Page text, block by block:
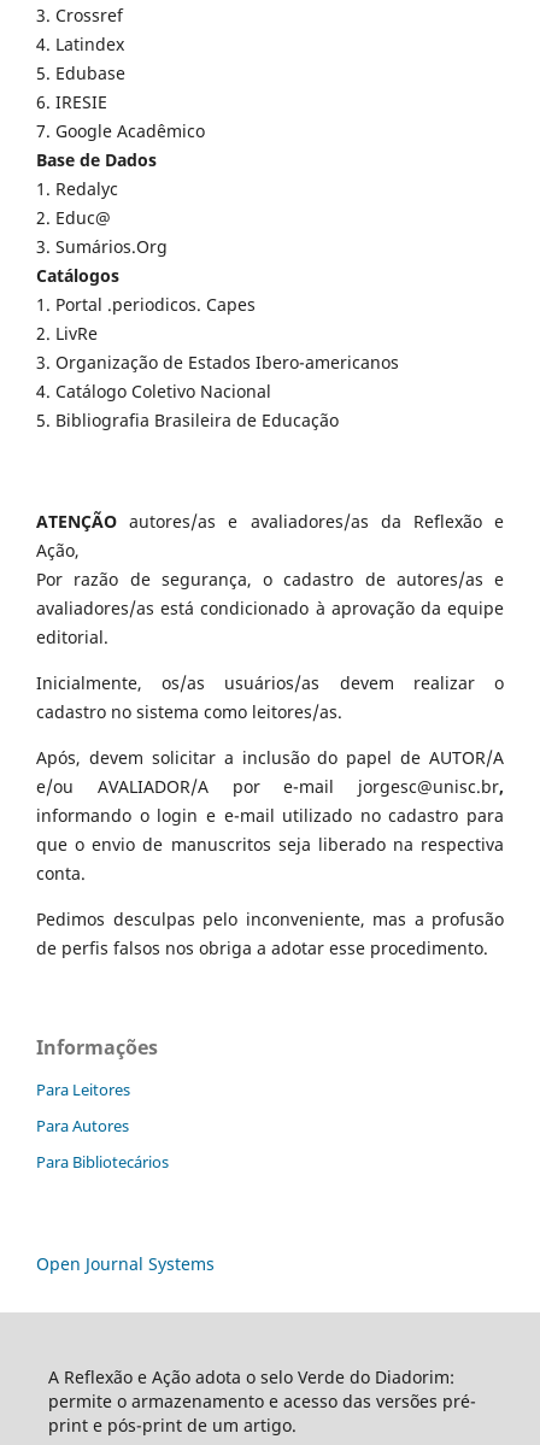
3. Crossref
4. Latindex
5. Edubase
6. IRESIE
7. Google Acadêmico
Base de Dados
1. Redalyc
2. Educ@
3. Sumários.Org
Catálogos
1. Portal .periodicos. Capes
2. LivRe
3. Organização de Estados Ibero-americanos
4. Catálogo Coletivo Nacional
5. Bibliografia Brasileira de Educação
ATENÇÃO autores/as e avaliadores/as da Reflexão e
Ação,
Por razão de segurança, o cadastro de autores/as e
avaliadores/as está condicionado à aprovação da equipe
editorial.
Inicialmente, os/as usuários/as devem realizar o
cadastro no sistema como leitores/as.
Após, devem solicitar a inclusão do papel de AUTOR/A
e/ou AVALIADOR/A por e-mail jorgesc@unisc.br,
informando o login e e-mail utilizado no cadastro para
que o envio de manuscritos seja liberado na respectiva
conta.
Pedimos desculpas pelo inconveniente, mas a profusão
de perfis falsos nos obriga a adotar esse procedimento.
Informações
Para Leitores
Para Autores
Para Bibliotecários
Open Journal Systems
A Reflexão e Ação adota o selo Verde do Diadorim:
permite o armazenamento e acesso das versões pré-
print e pós-print de um artigo.